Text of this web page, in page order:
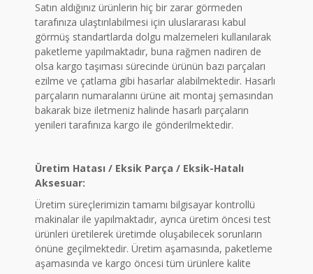
Satın aldığınız ürünlerin hiç bir zarar görmeden
tarafınıza ulaştırılabilmesi için uluslararası kabul
görmüş standartlarda dolgu malzemeleri kullanılarak
paketleme yapılmaktadır, buna rağmen nadiren de
olsa kargo taşıması sürecinde ürünün bazı parçaları
ezilme ve çatlama gibi hasarlar alabilmektedir. Hasarlı
parçaların numaralarını ürüne ait montaj şemasından
bakarak bize iletmeniz halinde hasarlı parçaların
yenileri tarafınıza kargo ile gönderilmektedir.
Üretim Hatası / Eksik Parça / Eksik-Hatalı
Aksesuar:
Üretim süreçlerimizin tamamı bilgisayar kontrollü
makinalar ile yapılmaktadır, ayrıca üretim öncesi test
ürünleri üretilerek üretimde oluşabilecek sorunların
önüne geçilmektedir. Üretim aşamasında, paketleme
aşamasında ve kargo öncesi tüm ürünlere kalite